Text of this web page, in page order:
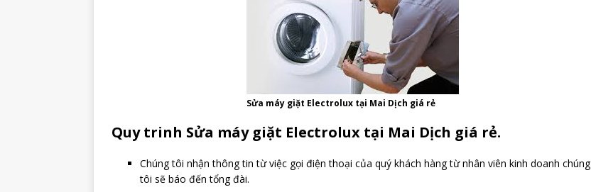
Sửa máy giặt Electrolux tại Mai Dịch giá rẻ
Quy trinh Sửa máy giặt Electrolux tại Mai Dịch giá rẻ.
Chúng tôi nhận thông tin từ việc gọi điện thoại của quý khách hàng từ nhân viên kinh doanh chúng
tôi sẽ báo đến tổng đài.